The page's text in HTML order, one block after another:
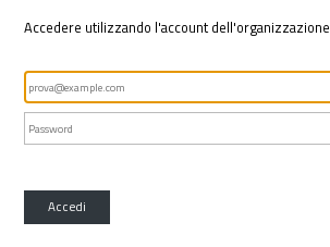
Accedere utilizzando l'account dell'organizzazione
Accedi